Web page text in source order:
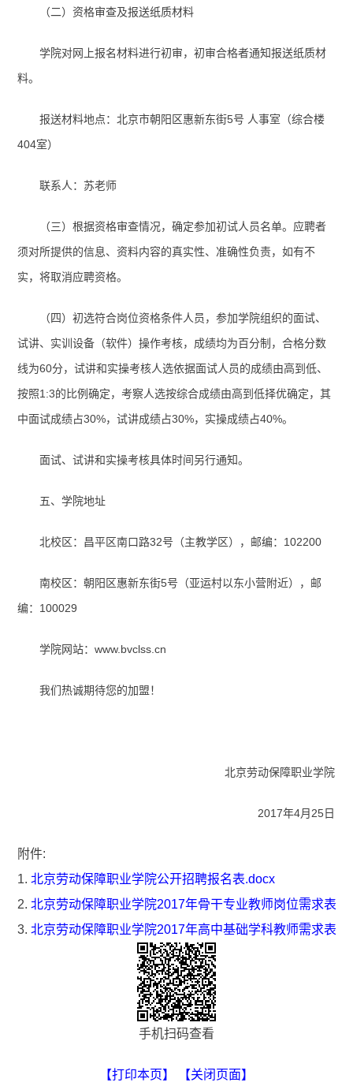
（二）资格审查及报送纸质材料
学院对网上报名材料进行初审，初审合格者通知报送纸质材
料。
报送材料地点：北京市朝阳区惠新东街5号 人事室（综合楼
404室）
联系人：苏老师
（三）根据资格审查情况，确定参加初试人员名单。应聘者
须对所提供的信息、资料内容的真实性、准确性负责，如有不
实，将取消应聘资格。
（四）初选符合岗位资格条件人员，参加学院组织的面试、
试讲、实训设备（软件）操作考核，成绩均为百分制，合格分数
线为60分，试讲和实操考核人选依据面试人员的成绩由高到低、
按照1:3的比例确定，考察人选按综合成绩由高到低择优确定，其
中面试成绩占30%，试讲成绩占30%，实操成绩占40%。
面试、试讲和实操考核具体时间另行通知。
五、学院地址
北校区：昌平区南口路32号（主教学区），邮编：102200
南校区：朝阳区惠新东街5号（亚运村以东小营附近），邮
编：100029
学院网站：www.bvclss.cn
我们热诚期待您的加盟！
北京劳动保障职业学院
2017年4月25日
附件:
1.北京劳动保障职业学院公开招聘报名表.docx
2.北京劳动保障职业学院2017年骨干专业教师岗位需求表
3.北京劳动保障职业学院2017年高中基础学科教师需求表
手机扫码查看
【打印本页】 【关闭页面】